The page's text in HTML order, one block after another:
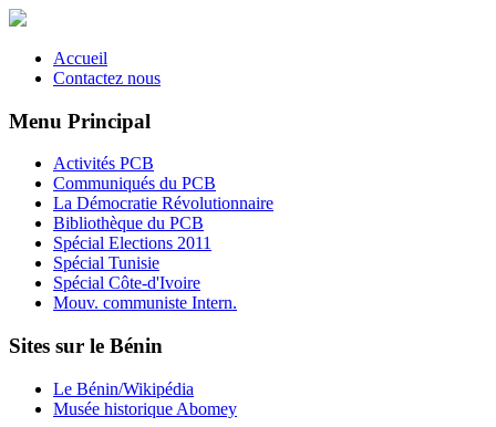
Accueil
Contactez nous
Menu Principal
Activités PCB
Communiqués du PCB
La Démocratie Révolutionnaire
Bibliothèque du PCB
Spécial Elections 2011
Spécial Tunisie
Spécial Côte-d'Ivoire
Mouv. communiste Intern.
Sites sur le Bénin
Le Bénin/Wikipédia
Musée historique Abomey